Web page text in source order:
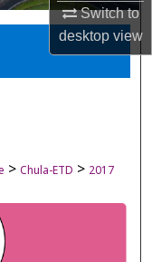
Switch to
desktopview
> Chula-ETD > 2017